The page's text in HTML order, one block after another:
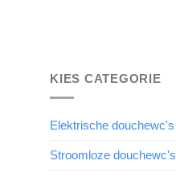
KIES CATEGORIE
Elektrische douchewc's
Stroomloze douchewc's